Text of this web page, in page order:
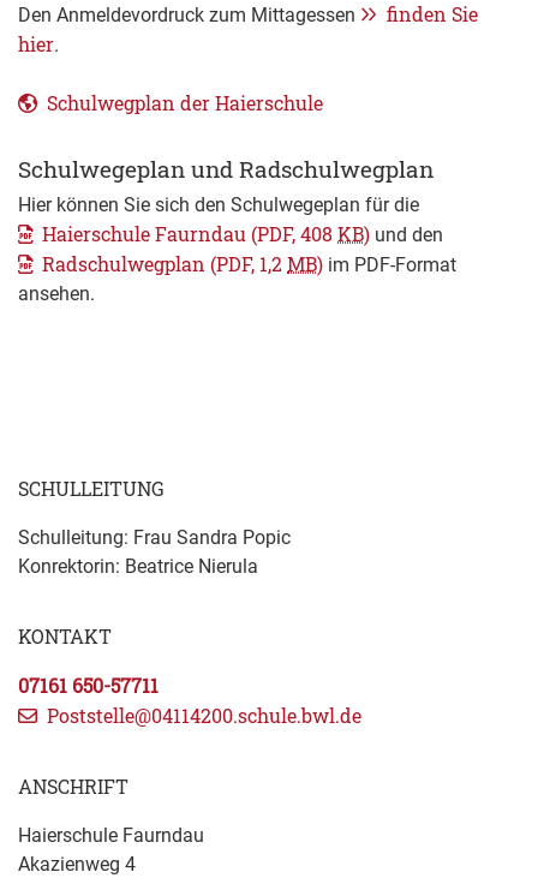
Den Anmeldevordruck zum Mittagessen
finden Sie
hier.
Schulwegplan der Haierschule
Schulwegeplan und Radschulwegplan
Hier können Sie sich den Schulwegeplan für die
Haierschule Faurndau (PDF, 408 KB) und den
Radschulwegplan (PDF, 1,2MB) im PDF-Format
ansehen.
SCHULLEITUNG
Schulleitung: Frau Sandra Popic
Konrektorin: Beatrice Nierula
KONTAKT
07161 650-57711
Poststelle@04114200.schule.bwl.de
ANSCHRIFT
Haierschule Faurndau
Akazienweg 4